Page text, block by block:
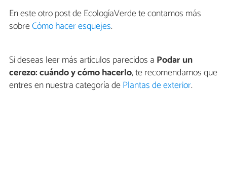
En este otro post de EcologíaVerde te contamos más
sobreCómo hacer esquejes.
Si deseas leer más artículos parecidos a Podar un
cerezo: cuándo y cómo hacerlo, te recomendamos que
entres en nuestra categoría dePlantas de exterior.